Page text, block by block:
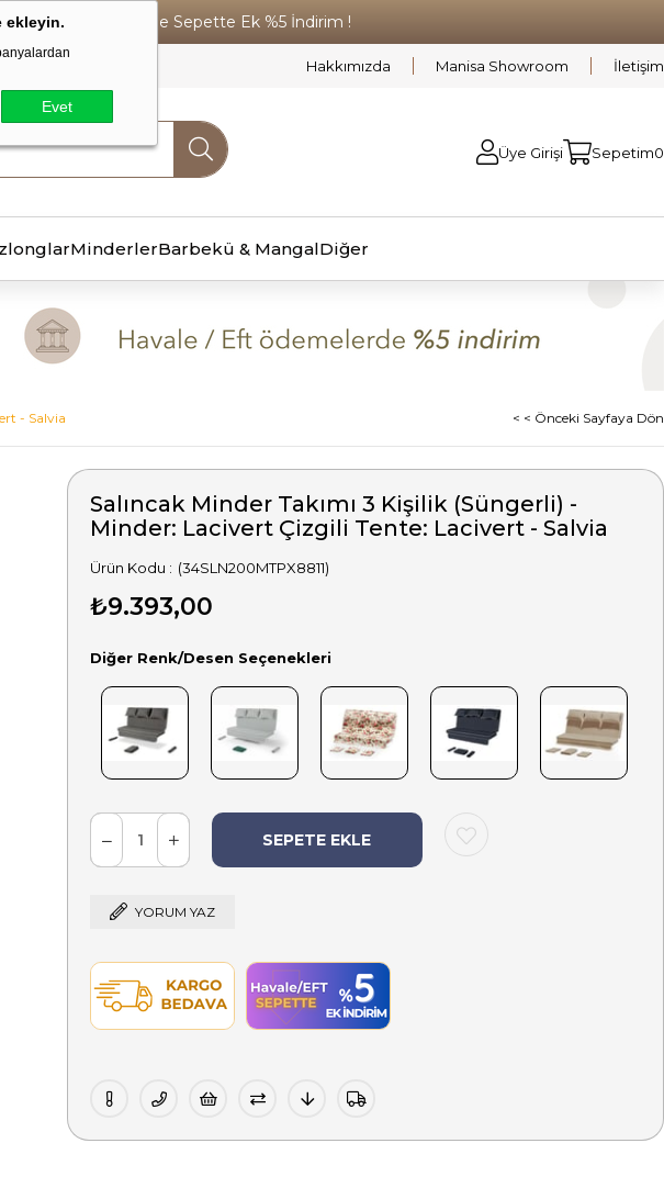
ekleyin.
Evet
Ödemelerde Sepette Ek %5 İndirim !
Hakkımızda Manisa Showroom İletişim
Üye Girişi Sepetim0
MinderlerBarbekü & MangalDiğer
- Salvia < < Önceki Sayfaya Dön
Salıncak Minder Takımı 3 Kişilik (Süngerli) -
Minder: Lacivert Çizgili Tente: Lacivert - Salvia
(34SLN200MTPX8811)
₺9.393,00
Diğer Renk/Desen Seçenekleri
YORUM YAZ